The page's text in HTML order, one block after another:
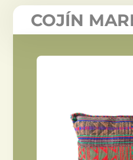
COJÍN